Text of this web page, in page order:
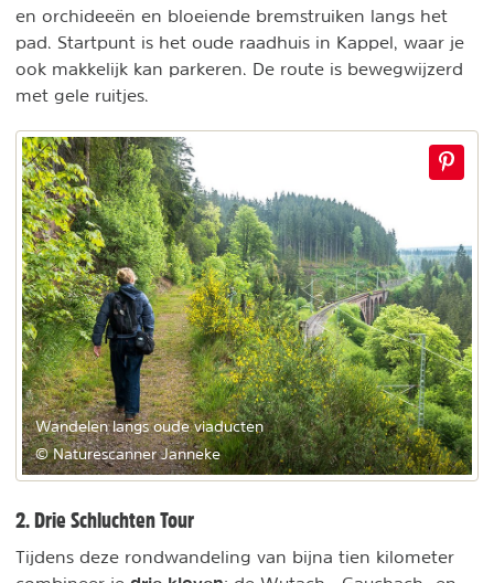
en orchideeën en bloeiende bremstruiken langs het
pad. Startpunt is het oude raadhuis in Kappel, waar je
ook makkelijk kan parkeren. De route is bewegwijzerd
met gele ruitjes.
Wandelen langs oude viaducten
© Naturescanner Janneke
2. Drie Schluchten Tour
Tijdens deze rondwandeling van bijna tien kilometer